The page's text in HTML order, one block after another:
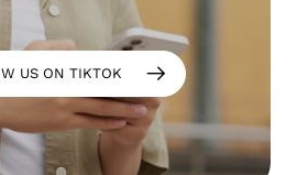
US ON TIKTOK